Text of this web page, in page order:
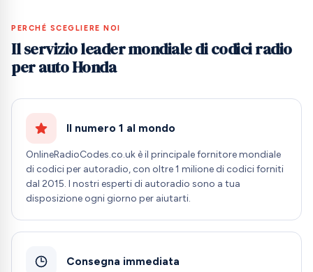
PERCHÉ SCEGLIERE NOI
Il servizio leader mondiale di codici radio
per auto Honda
Il numero 1 al mondo
OnlineRadioCodes.co.uk è il principale fornitore mondiale
di codici per autoradio, con oltre 1 milione di codici forniti
dal 2015. I nostri esperti di autoradio sono a tua
disposizione ogni giorno per aiutarti.
Consegna immediata